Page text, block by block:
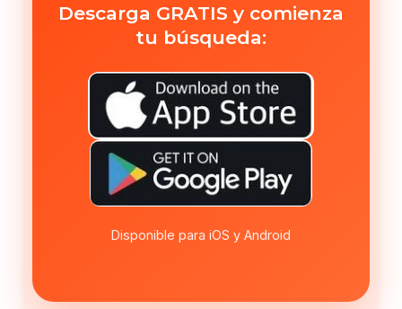
Descarga GRATIS y comienza
tu búsqueda:
Disponible para iOS y Android